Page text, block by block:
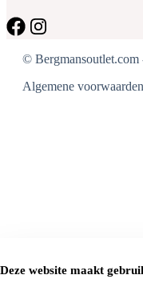
Deze website maakt
© Bergmansoutlet.com
Algemene voorwaarden